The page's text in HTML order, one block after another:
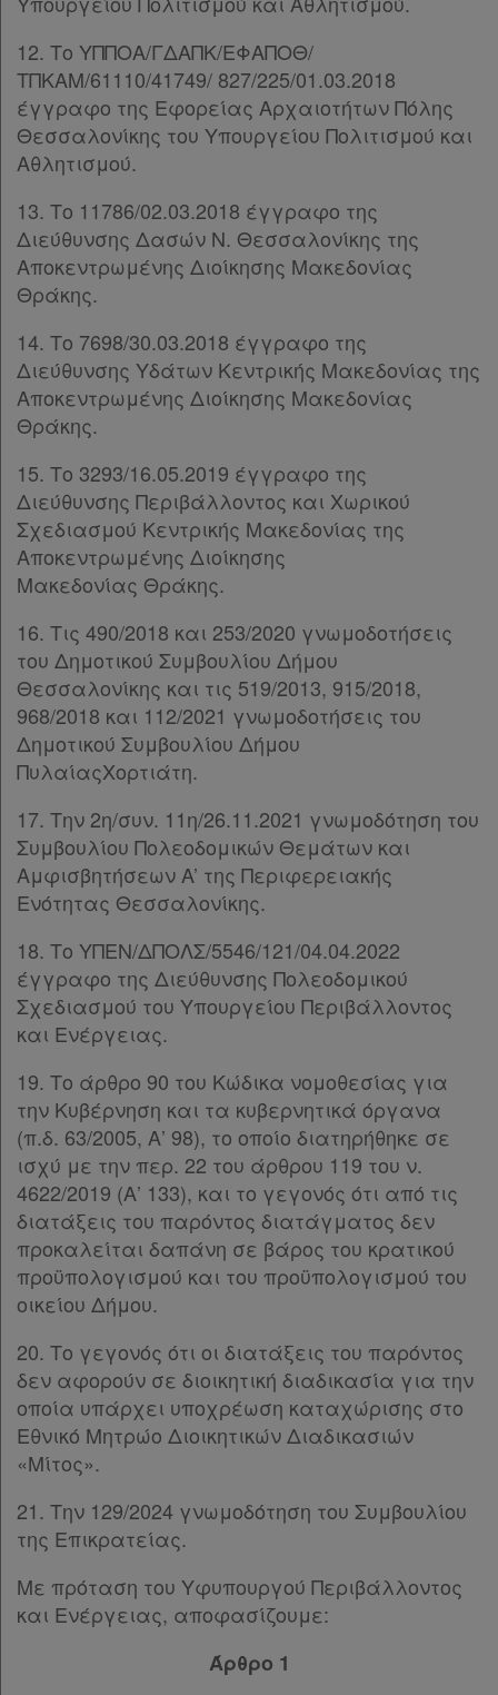
Πληροφορίες
Εταιρεία
Επικοινωνία
Όροι
χρήσης
Πολιτική
και
cookies
Απόκτηση
Συνδρομής
Ατομική
συνδρομή
Ομαδικά
πακέτα
σε
συνδρομητές
Ενεργοί
συνδρομητές
Τα
αγαπημένα
μου
Οι
σημειώσεις
μου
Ψάχνω
και
δε
βρίσκω
12. Το ΥΠΠΟΑ/ΓΔΑΠΚ/ΕΦΑΠΟΘ/
ΤΠΚΑΜ/61110/41749/ 827/225/01.03.2018
έγγραφο της Εφορείας Αρχαιοτήτων Πόλης
Θεσσαλονίκης του Υπουργείου Πολιτισμού και
Αθλητισμού.
13. Το 11786/02.03.2018 έγγραφο της
Διεύθυνσης Δασών Ν. Θεσσαλονίκης της
Αποκεντρωμένης Διοίκησης Μακεδονίας
Θράκης.
14. Το 7698/30.03.2018 έγγραφο της
Διεύθυνσης Υδάτων Κεντρικής Μακεδονίας της
Αποκεντρωμένης Διοίκησης Μακεδονίας
Θράκης.
15. Το 3293/16.05.2019 έγγραφο της
Διεύθυνσης Περιβάλλοντος και Χωρικού
Σχεδιασμού Κεντρικής Μακεδονίας της
Αποκεντρωμένης Διοίκησης
Μακεδονίας Θράκης.
16. Τις 490/2018 και 253/2020 γνωμοδοτήσεις
του Δημοτικού Συμβουλίου Δήμου
Θεσσαλονίκης και τις 519/2013, 915/2018,
968/2018 και 112/2021 γνωμοδοτήσεις του
Δημοτικού Συμβουλίου Δήμου
ΠυλαίαςΧορτιάτη.
17. Την 2η/συν. 11η/26.11.2021 γνωμοδότηση του
Συμβουλίου Πολεοδομικών Θεμάτων και
Αμφισβητήσεων A’ της Περιφερειακής
Ενότητας Θεσσαλονίκης.
18. Το ΥΠΕΝ/ΔΠΟΛΣ/5546/121/04.04.2022
έγγραφο της Διεύθυνσης Πολεοδομικού
Σχεδιασμού του Υπουργείου Περιβάλλοντος
και Ενέργειας.
19. Το άρθρο 90 του Κώδικα νομοθεσίας για
την Κυβέρνηση και τα κυβερνητικά όργανα
(π.δ. 63/2005, Α’ 98), το οποίο διατηρήθηκε σε
ισχύ με την περ. 22 του άρθρου 119 του ν.
4622/2019 (Α’ 133), και το γεγονός ότι από τις
διατάξεις του παρόντος διατάγματος δεν
προκαλείται δαπάνη σε βάρος του κρατικού
προϋπολογισμού και του προϋπολογισμού του
οικείου Δήμου.
20. Το γεγονός ότι οι διατάξεις του παρόντος
δεν αφορούν σε διοικητική διαδικασία για την
οποία υπάρχει υποχρέωση καταχώρισης στο
Εθνικό Μητρώο Διοικητικών Διαδικασιών
«Μίτος».
21. Την 129/2024 γνωμοδότηση του Συμβουλίου
της Επικρατείας.
Με πρόταση του Υφυπουργού Περιβάλλοντος
και Ενέργειας, αποφασίζουμε:
Άρθρο 1